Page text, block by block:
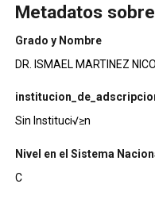
Metadatos
Grado y Nombre
DR. ISMAEL MARTINEZ
Sin Instituci√≥n
Nivel en el Sistema
C